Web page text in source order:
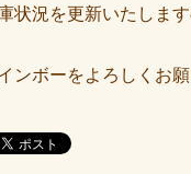
状況を更新いたしま
ンボーをよろしくお願